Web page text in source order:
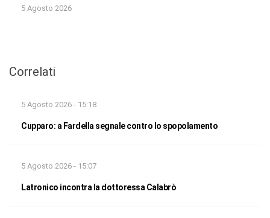
5 Agosto 2026
Correlati
5 Agosto 2026 - 15:18
Cupparo: a Fardella segnale contro lo spopolamento
5 Agosto 2026 - 15:07
Latronico incontra la dottoressa Calabrò